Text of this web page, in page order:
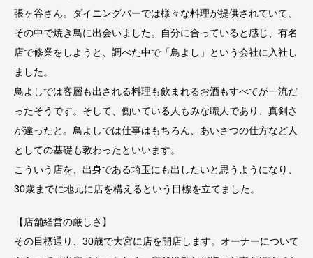
張ヶ谷さん。ダイニングバーでは様々な料理が提供されていて、
その中で焼き鳥に出会いました。自分に合っていると感じ、有名
店で修業をしようと、調べた中で「鳥よし」という会社に入社し
ました。
鳥よしでは客層も出される料理も飲まれるお酒もすべてが一流だ
ったそうです。そして、働いている人もみな職人であり、真剣さ
が違ったと。鳥よしでは仕事はもちろん、あいさつの仕方など人
としての基礎も教わったといいます。
こういう店を、出身である埼玉にも出したいと思うようになり、
30歳までに地元に店を構えるという目標を立てました。
【店舗経営の厳しさ】
その目標通り、30歳で大宮に店を開店します。オーナーについて